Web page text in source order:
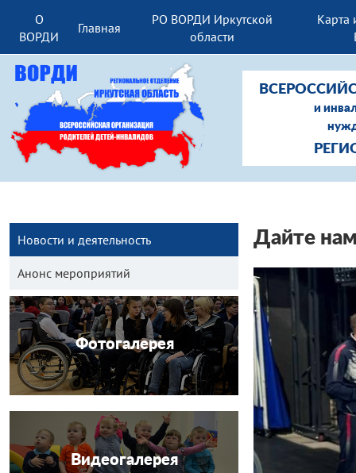
О
ВОРДИ
Главная
РО ВОРДИ Иркутской
области
Карта
и
Новости и деятельность
Анонс мероприятий
Фотогалерея
Видеогалерея
Дайте